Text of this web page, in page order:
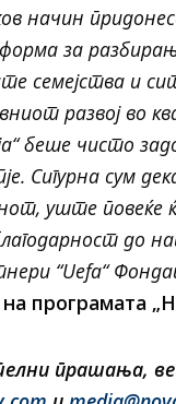
начин
за
семејства и
развој во
беше чисто
Сигурна сум
уште
до
“Uefa“
програмата
прашања,